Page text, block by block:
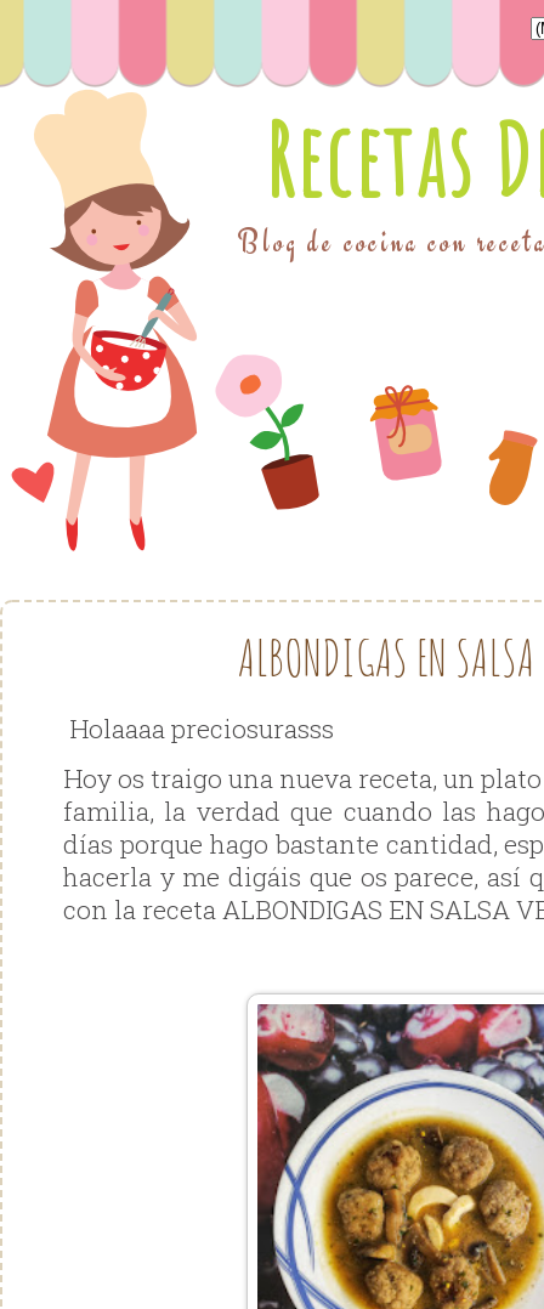
Recetas
Blog de cocina con
ALBONDIGAS EN SALSA
Holaaaa preciosurasss
Hoy os traigo una nueva receta, un
familia, la verdad que cuando las
días porque hago bastante cantidad,
hacerla y me digáis que os parece, así
con la receta ALBONDIGAS EN SALSA